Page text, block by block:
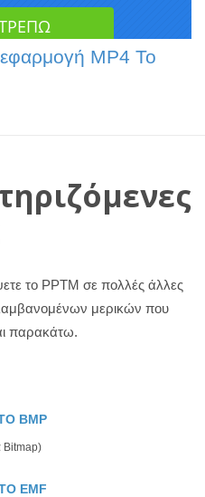
MP4 To
το PPTM σε πολλές άλλες
μερικών που
παρακάτω.
BMP
Bitmap)
EMF